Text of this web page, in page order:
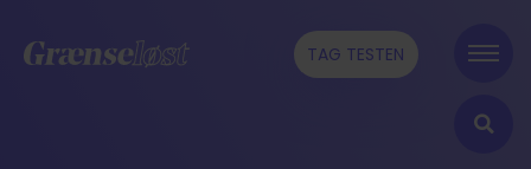
TAG TESTEN